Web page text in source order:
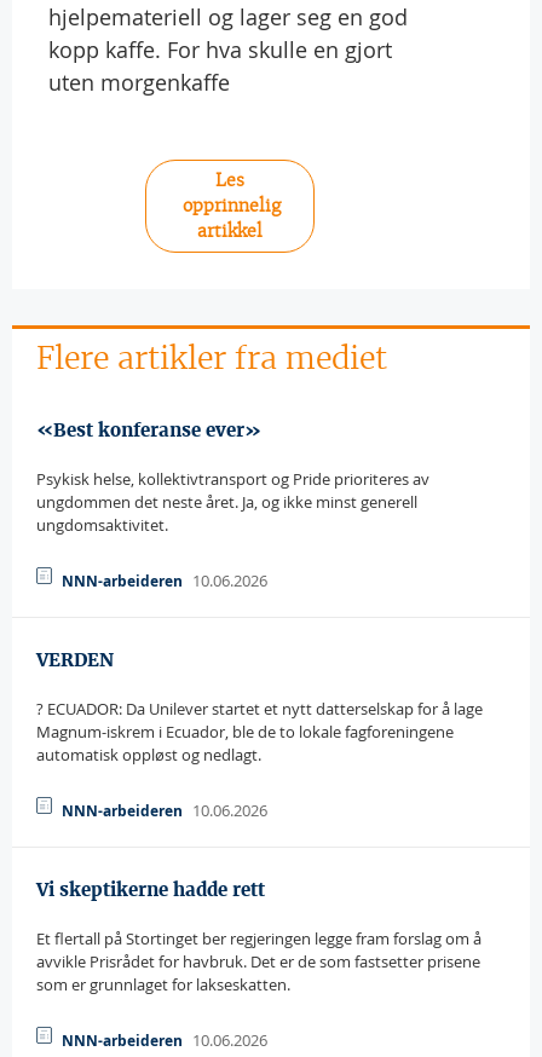
hjelpemateriell og lager seg en god
kopp kaffe. For hva skulle en gjort
uten morgenkaffe
Les
opprinnelig
artikkel
Flere artikler fra mediet
«Best konferanse ever»
Psykisk helse, kollektivtransport og Pride prioriteres av
ungdommen det neste året. Ja, og ikke minst generell
ungdomsaktivitet.
NNN-arbeideren 10.06.2026
VERDEN
? ECUADOR: Da Unilever startet et nytt datterselskap for å lage
Magnum-iskrem i Ecuador, ble de to lokale fagforeningene
automatisk oppløst og nedlagt.
NNN-arbeideren 10.06.2026
Vi skeptikerne hadde rett
Et flertall på Stortinget ber regjeringen legge fram forslag om å
avvikle Prisrådet for havbruk. Det er de som fastsetter prisene
som er grunnlaget for lakseskatten.
NNN-arbeideren 10.06.2026